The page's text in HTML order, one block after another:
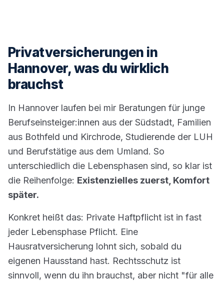
Privatversicherungen in
Hannover, was du wirklich
brauchst
In Hannover laufen bei mir Beratungen für junge
Berufseinsteiger:innen aus der Südstadt, Familien
aus Bothfeld und Kirchrode, Studierende der LUH
und Berufstätige aus dem Umland. So
unterschiedlich die Lebensphasen sind, so klar ist
die Reihenfolge: Existenzielles zuerst, Komfort
später.
Konkret heißt das: Private Haftpflicht ist in fast
jeder Lebensphase Pflicht. Eine
Hausratversicherung lohnt sich, sobald du
eigenen Hausstand hast. Rechtsschutz ist
sinnvoll, wenn du ihn brauchst, aber nicht "für alle